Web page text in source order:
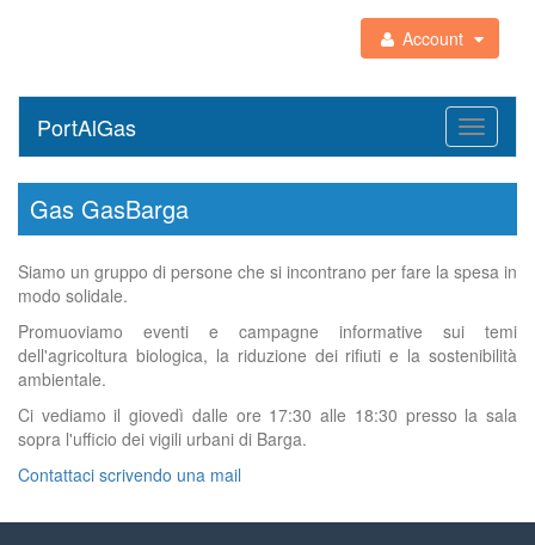
Account
Toggle
PortAlGas
Gas GasBarga
Siamo un gruppo di persone che si incontrano per fare la spesa in
modo solidale.
Promuoviamo eventi e campagne informative sui temi
dell'agricoltura biologica, la riduzione dei rifiuti e la sostenibilità
ambientale.
Ci vediamo il giovedì dalle ore 17:30 alle 18:30 presso la sala
sopra l'ufficio dei vigili urbani di Barga.
Contattaci scrivendo una mail